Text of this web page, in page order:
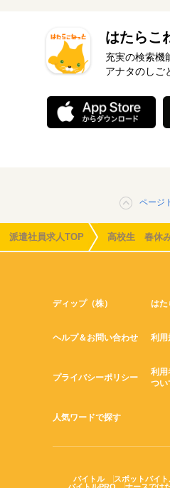
はたらこ
充実の検索機
アナタのしご
ページ
派遣社員求人TOP 高校生 春休
ディップ（株） はた
ヘルプ＆お問い合わせ 利用
プライバシーポリシー
利用
つい
人気ワードで探す
バイトル スポットバイト